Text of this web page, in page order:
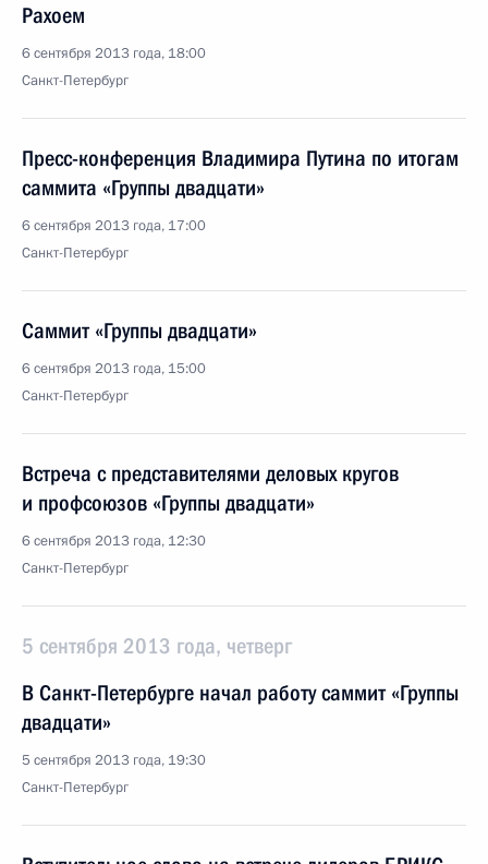
Рахоем
6 сентября 2013 года, 18:00
Санкт-Петербург
Пресс-конференция Владимира Путина по итогам
саммита «Группы двадцати»
6 сентября 2013 года, 17:00
Санкт-Петербург
Саммит «Группы двадцати»
6 сентября 2013 года, 15:00
Санкт-Петербург
Встреча с представителями деловых кругов
и профсоюзов «Группы двадцати»
6 сентября 2013 года, 12:30
Санкт-Петербург
5 сентября 2013 года, четверг
В Санкт-Петербурге начал работу саммит «Группы
двадцати»
5 сентября 2013 года, 19:30
Санкт-Петербург